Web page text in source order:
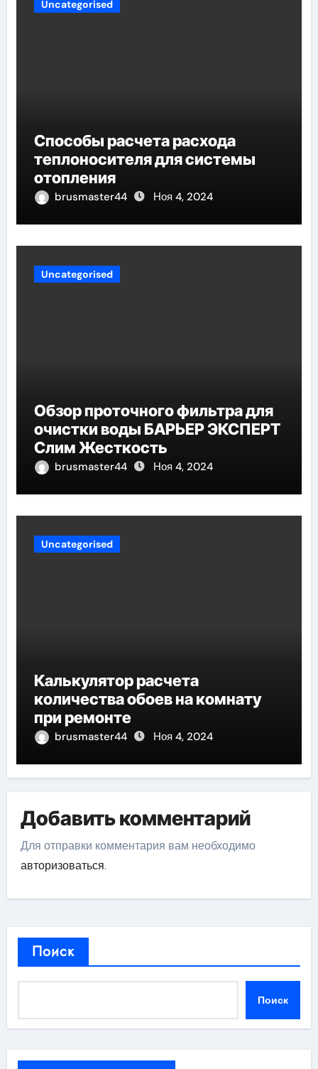
Uncategorised
Способы расчета расхода
теплоносителя для системы
отопления
brusmaster44 Ноя 4, 2024
Uncategorised
Обзор проточного фильтра для
очистки воды БАРЬЕР ЭКСПЕРТ
Слим Жесткость
brusmaster44 Ноя 4, 2024
Uncategorised
Калькулятор расчета
количества обоев на комнату
при ремонте
brusmaster44 Ноя 4, 2024
Добавить комментарий
Для отправки комментария вам необходимо
авторизоваться.
Поиск
Поиск